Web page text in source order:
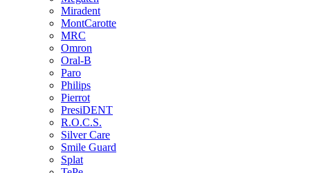
Miradent
MontCarotte
MRC
Omron
Oral-B
Paro
Philips
Pierrot
PresiDENT
R.O.C.S.
Silver Care
Smile Guard
Splat